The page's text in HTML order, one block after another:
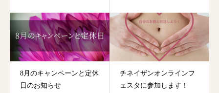
8月のキャンペーンと定休
日のお知らせ
チネイザンオンラインフ
ェスタに参加します！